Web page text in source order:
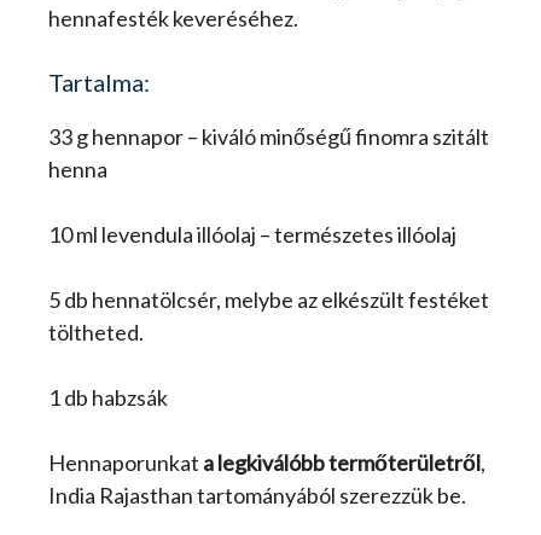
hennafesték keveréséhez.
Tartalma:
33 g hennapor – kiváló minőségű finomra szitált
henna
10 ml levendula illóolaj – természetes illóolaj
5 db hennatölcsér, melybe az elkészült festéket
töltheted.
1 db habzsák
Hennaporunkat a legkiválóbb termőterületről,
India Rajasthan tartományából szerezzük be.